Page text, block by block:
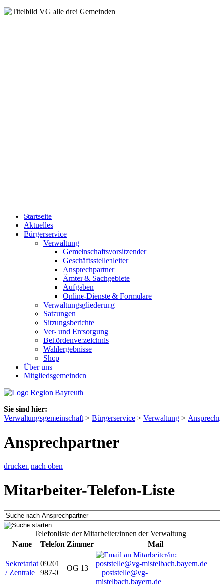
Startseite
Aktuelles
Bürgerservice
Verwaltung
Gemeinschaftsvorsitzender
Geschäftsstellenleiter
Ansprechpartner
Ämter & Sachgebiete
Aufgaben
Online-Dienste & Formulare
Verwaltungsgliederung
Satzungen
Sitzungsberichte
Ver- und Entsorgung
Behördenverzeichnis
Wahlergebnisse
Shop
Über uns
Mitgliedsgemeinden
Sie sind hier:
Verwaltungsgemeinschaft > Bürgerservice > Verwaltung >
Ansprechpartner
drucken nach oben
Mitarbeiter-Telefon-Liste
Telefonliste der Mitarbeiter/innen der Verwaltung
Name
Telefon Zimmer Mail
Sekretariat
/ Zentrale
09201
987-0
OG 13
poststelle@vg-
mistelbach.bayern.de